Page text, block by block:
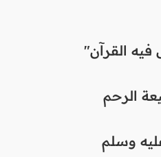
القرآن"
الرحم
وسلم